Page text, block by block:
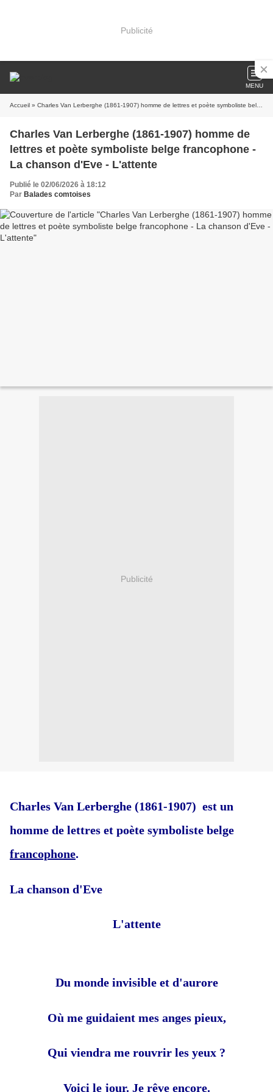
Publicité
MENU
Accueil » Charles Van Lerberghe (1861-1907) homme de lettres et poète symboliste belge francophone - La chanson d'Eve - L'attente
Charles Van Lerberghe (1861-1907) homme de
lettres et poète symboliste belge francophone -
La chanson d'Eve - L'attente
Publié le 02/06/2026 à 18:12
Par Balades comtoises
Publicité
Charles Van Lerberghe (1861-1907) est un
homme de lettres et poète symboliste belge
francophone.
La chanson d'Eve
L'attente
Du monde invisible et d'aurore
Où me guidaient mes anges pieux,
Qui viendra me rouvrir les yeux ?
Voici le jour. Je rêve encore.